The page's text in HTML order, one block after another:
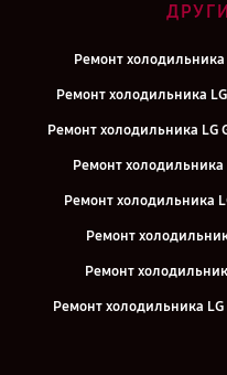
Ремонт холодильника
Ремонт холодильника
Ремонт холодильника LG
Ремонт холодильника
Ремонт холодильника
Ремонт
Ремонт
Ремонт холодильника LG